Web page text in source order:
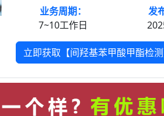
业务周期：
7~10工作日
发
立即获取【间羟基苯甲酸甲酯检